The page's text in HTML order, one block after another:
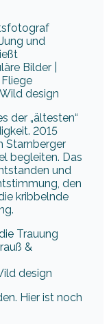
design
der „ältesten“
2015
Starnberger
begleiten. Das
und
den
kribbelnde
design
Hier ist noch